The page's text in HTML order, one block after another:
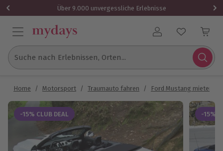
Über 9.000 unvergessliche Erlebnisse
Benutzerkonto
Suche nach Erlebnissen, Orten...
Home / Motorsport / Traumauto fahren / Ford Mustang mieten
-15% CLUB DEAL -15%